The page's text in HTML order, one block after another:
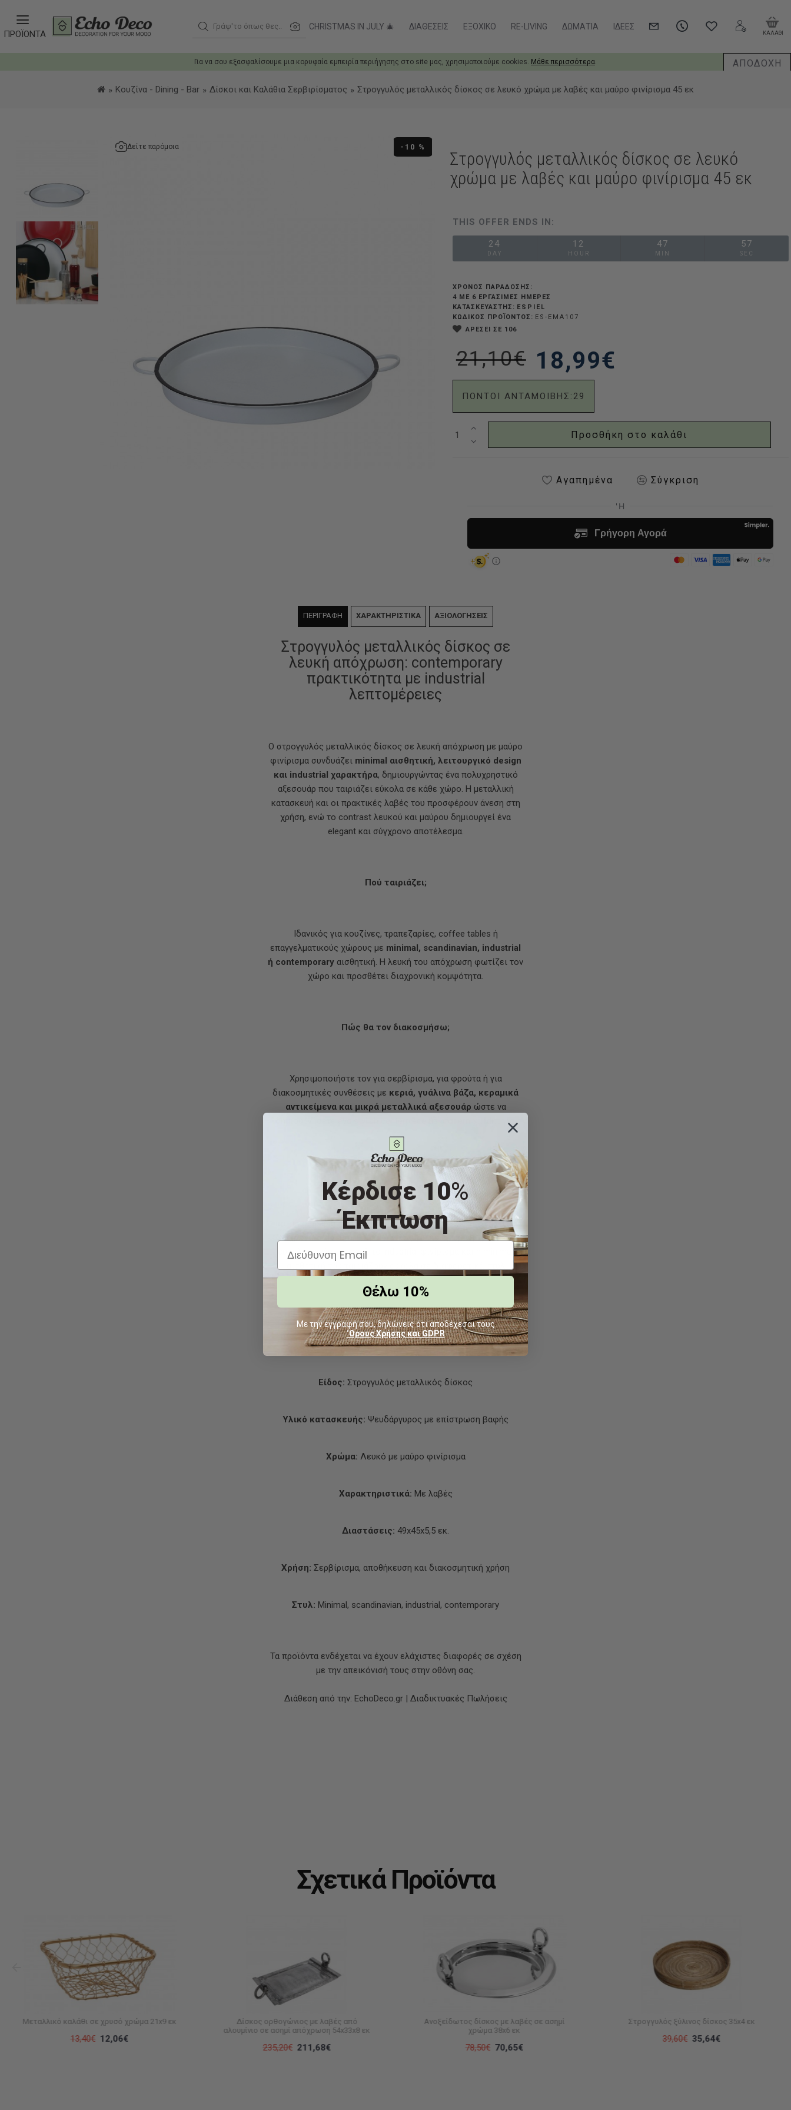
Για να σου εξασφαλίσουμε μια κορυφαία εμπειρία περιήγησης στο site μας, χρησιμοποιούμε cookies. Μάθε περισσότερα. ΑΠΟΔΟΧΗ
ΠΡΟΪΟΝΤΑ
Γράψ'το όπως θες.... CHRISTMAS IN JULY 🎄 ΔΙΑΘΈΣΕΙΣ ΕΞΟΧΙΚΌ RE-LIVING ΔΩΜΆΤΙΑ ΙΔΈΕΣ
ΚΑΛΑΘΙ
Κουζίνα - Dining - Bar Δίσκοι και Καλάθια Σερβιρίσματος Στρογγυλός μεταλλικός δίσκος σε λευκό χρώμα με λαβές και μαύρο φινίρισμα 45 εκ
-10 %
Δείτε παρόμοια
Στρογγυλός μεταλλικός δίσκος σε λευκό
χρώμα με λαβές και μαύρο φινίρισμα 45 εκ
THIS OFFER ENDS IN:
24
DAY
12
HOUR
47
MIN
56
SEC
18,99€
21,10€
ΠΟΝΤΟΙ ΑΝΤΑΜΟΙΒΗΣ: 29
ΧΡΟΝΟΣ ΠΑΡΑΔΟΣΗΣ:
4 ΜΕ 6 ΕΡΓΆΣΙΜΕΣ ΗΜΈΡΕΣ
ΚΑΤΑΣΚΕΥΑΣΤΗΣ: ESPIEL
ΚΩΔΙΚΟΣ ΠΡΟΪΟΝΤΟΣ: ES-EMA107
ΑΡΕΣΕΙ ΣΕ 106
Προσθήκη στο καλάθι
Αγαπημένα Σύγκριση
ΠΕΡΙΓΡΑΦΗ ΧΑΡΑΚΤΗΡΙΣΤΙΚΑ ΑΞΙΟΛΟΓΗΣΕΙΣ
Στρογγυλός μεταλλικός δίσκος σε
λευκή απόχρωση: contemporary
πρακτικότητα με industrial
λεπτομέρειες
Ο στρογγυλός μεταλλικός δίσκος σε λευκή απόχρωση με μαύρο
φινίρισμα συνδυάζει minimal αισθητική, λειτουργικό design
και industrial χαρακτήρα, δημιουργώντας ένα πολυχρηστικό
αξεσουάρ που ταιριάζει εύκολα σε κάθε χώρο. Η μεταλλική
κατασκευή και οι πρακτικές λαβές του προσφέρουν άνεση στη
χρήση, ενώ το contrast λευκού και μαύρου δημιουργεί ένα
elegant και σύγχρονο αποτέλεσμα.
Πού ταιριάζει;
Ιδανικός για κουζίνες, τραπεζαρίες, coffee tables ή
επαγγελματικούς χώρους με minimal, scandinavian, industrial
ή contemporary αισθητική. Η λευκή του απόχρωση φωτίζει τον
χώρο και προσθέτει διαχρονική κομψότητα.
Πώς θα τον διακοσμήσω;
Χρησιμοποιήστε τον για σερβίρισμα, για φρούτα ή για
διακοσμητικές συνθέσεις με κεριά, γυάλινα βάζα, κεραμικά
αντικείμενα και μικρά μεταλλικά αξεσουάρ ώστε να
δημιουργήσετε ένα stylish centerpiece με modern χαρακτήρα.
Γιατί να τον επιλέξω;
Γιατί προσφέρειπολυλειτουργικότητα, ανθεκτικότητα και
διαχρονικό design
. Είναι ιδανικός για καθημερινή χρήση και
εύκολη οργάνωση, ενώ το industrial φινίρισμα και η minimal
Χαρακτηριστικά
Είδος: Στρογγυλός μεταλλικός δίσκος
Υλικό κατασκευής: Ψευδάργυρος με επίστρωση βαφής
Χρώμα: Λευκό με μαύρο φινίρισμα
Χαρακτηριστικά: Με λαβές
Διαστάσεις: 49x45x5,5 εκ.
Χρήση: Σερβίρισμα, αποθήκευση και διακοσμητική χρήση
Στυλ: Minimal, scandinavian, industrial, contemporary
Τα προϊόντα ενδέχεται να έχουν ελάχιστες διαφορές σε σχέση
με την απεικόνισή τους στην οθόνη σας.
Διάθεση από την: EchoDeco.gr | Διαδικτυακές Πωλήσεις
Σχετικά Προϊόντα
Μεταλλικό καλάθι σε χρυσό χρώμα 21x9 εκ
13,40€ 12,06€
Δίσκος ορθογώνιος με λαβές από
αλουμίνιο σε ασημί απόχρωση 54x33x8 εκ
235,20€ 211,68€
Ανοξείδωτος δίσκος με λαβές σε ασημί
χρώμα 38x6 εκ
78,50€ 70,65€
Στρογγυλός ξύλινος δίσκος 35x4 εκ
39,60€ 35,64€
Κέρδισε 10%
Έκπτωση
Θέλω 10%
Με την εγγραφή σου, δηλώνεις ότι αποδέχεσαι τους
‘Ορους Χρήσης και GDPR